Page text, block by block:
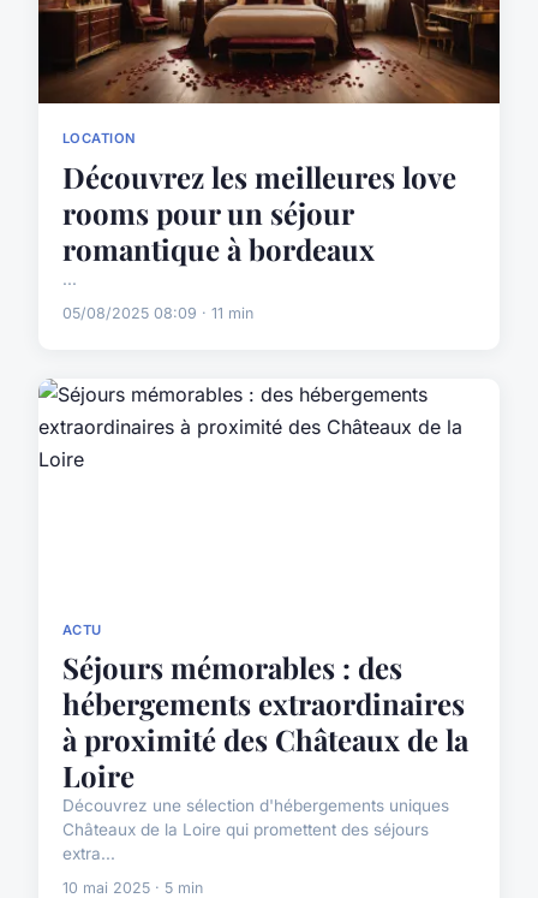
LOCATION
Découvrez les meilleures love
rooms pour un séjour
romantique à bordeaux
...
05/08/2025 08:09 · 11 min
ACTU
Séjours mémorables : des
hébergements extraordinaires
à proximité des Châteaux de la
Loire
Découvrez une sélection d'hébergements uniques
Châteaux de la Loire qui promettent des séjours
extra...
10 mai 2025 · 5 min